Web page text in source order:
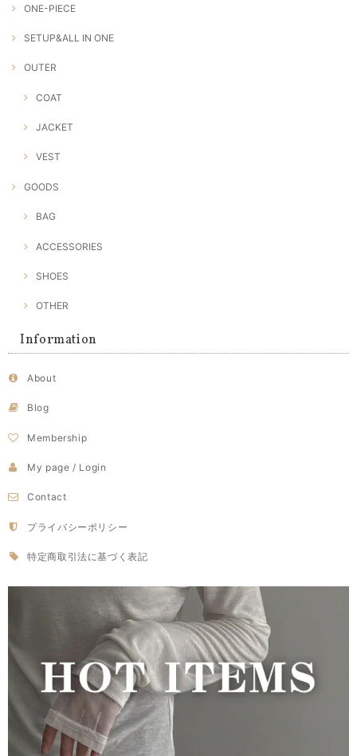
ONE-PIECE
SETUP&ALL IN ONE
OUTER
COAT
JACKET
VEST
GOODS
BAG
ACCESSORIES
SHOES
OTHER
Information
About
Blog
Membership
My page / Login
Contact
プライバシーポリシー
特定商取引法に基づく表記